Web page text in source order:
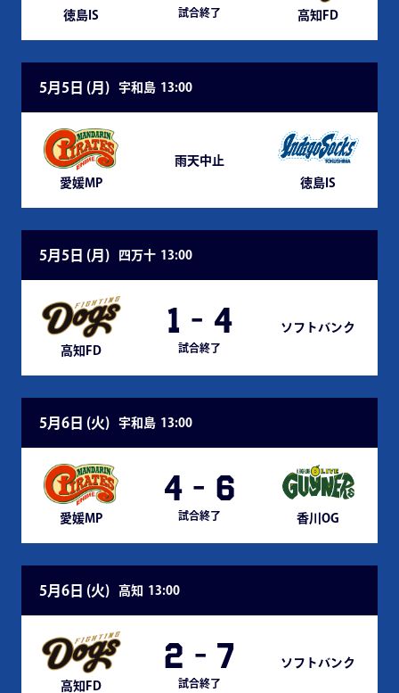
徳島IS 試合終了 高知FD
5月5日 (月 ) 宇和島 13:00
愛媛MP
雨天中止
徳島IS
5月5日 (月 ) 四万十 13:00
高知FD
1 - 4
試合終了
ソフトバンク
5月6日 (火) 宇和島 13:00
愛媛MP
4 - 6
試合終了 香川OG
5月6日 (火) 高知 13:00
高知FD
2 - 7
試合終了
ソフトバンク